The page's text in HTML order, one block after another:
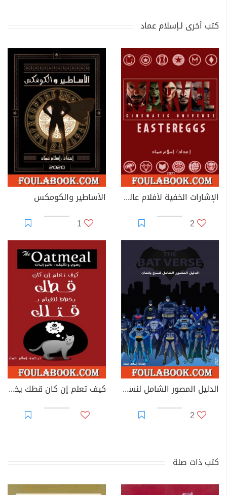
كتب أخرى لـإسلام عماد
الإشارات الخفية لأفلام عالم مارفل السينمائي
2
الأساطير والكومكس
1
الدليل المصور الشامل لنسخ باتمان
2
كيف تعلم إن كان قطك يخطط للقيام بقتلك
كتب ذات صلة